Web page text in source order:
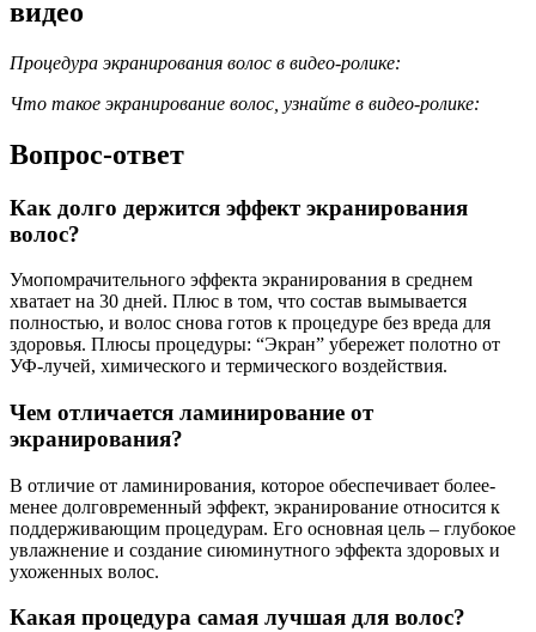
видео
Процедура экранирования волос в видео-ролике:
Что такое экранирование волос, узнайте в видео-ролике:
Вопрос-ответ
Как долго держится эффект экранирования
волос?
Умопомрачительного эффекта экранирования в среднем
хватает на 30 дней. Плюс в том, что состав вымывается
полностью, и волос снова готов к процедуре без вреда для
здоровья. Плюсы процедуры: “Экран” убережет полотно от
УФ-лучей, химического и термического воздействия.
Чем отличается ламинирование от
экранирования?
В отличие от ламинирования, которое обеспечивает более-
менее долговременный эффект, экранирование относится к
поддерживающим процедурам. Его основная цель – глубокое
увлажнение и создание сиюминутного эффекта здоровых и
ухоженных волос.
Какая процедура самая лучшая для волос?